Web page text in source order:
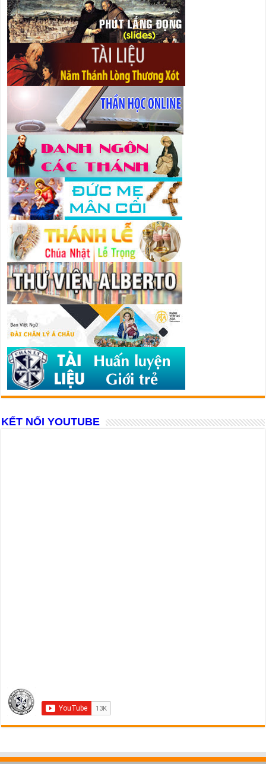
KẾT NỐI YOUTUBE